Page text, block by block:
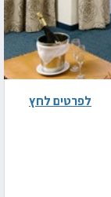
לפרטים לחץ